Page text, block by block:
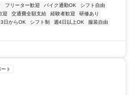
フリーター歓迎 バイク通勤OK
シフト自由
迎 交通費全額支給 経験者歓迎
研修あり
日からOK シフト制 週4日以上OK
服装自由
ト